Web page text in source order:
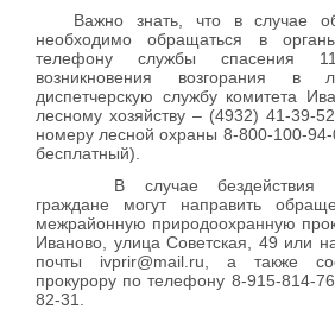
Важно знать, что в случае
необходимо обращаться в
телефону службы спасения
возникновения возгорания
диспетчерскую службу комитета
лесному хозяйству – (4932) 41-39-
номеру лесной охраны 8-800-100-94-
бесплатный).
В случае бездействия
граждане могут направить
межрайонную природоохранную
Иваново, улица Советская, 49 или
почты ivprir@mail.ru, а также
прокурору по телефону 8-915-814-
82-31.